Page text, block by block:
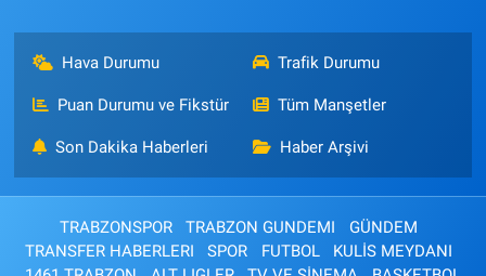
Hava Durumu Trafik Durumu
Puan Durumu ve Fikstür Tüm Manşetler
Son Dakika Haberleri Haber Arşivi
TRABZONSPOR TRABZON GUNDEMI
GÜNDEM
TRANSFER HABERLERI
SPOR FUTBOL
KULİS MEYDANI